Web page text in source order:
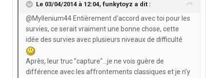
Le 03/04/2014 à 12:04, funkytoyz a dit :
@Myllenium44 Entièrement d'accord avec toi pour les
survies, ce serait vraiment une bonne chose, cette
idée des survies avec plusieurs niveaux de difficulté
Après, leur truc "capture"...je ne vois guère de
différence avec les affrontements classiques et je n'y